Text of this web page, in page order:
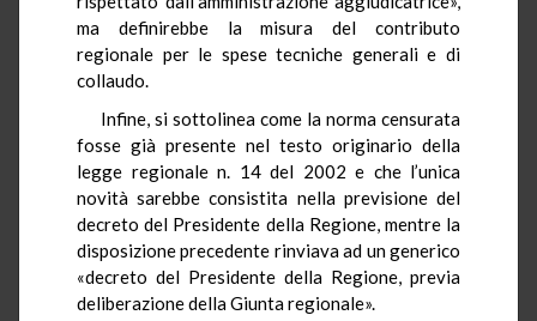
ma definirebbe la misura del contributo
regionale per le spese tecniche generali e di
collaudo.
Infine, si sottolinea come la norma censurata
fosse già presente nel testo originario della
legge regionale n. 14 del 2002 e che l’unica
novità sarebbe consistita nella previsione del
decreto del Presidente della Regione, mentre la
disposizione precedente rinviava ad un generico
«decreto del Presidente della Regione, previa
deliberazione della Giunta regionale».